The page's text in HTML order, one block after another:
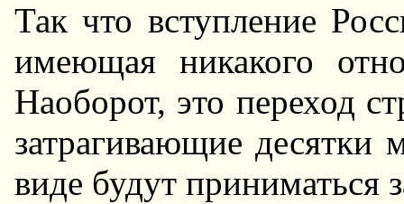
Так что вступление
имеющая никакого
Hаоборот, это переход
затрагивающие
виде будут приниматься